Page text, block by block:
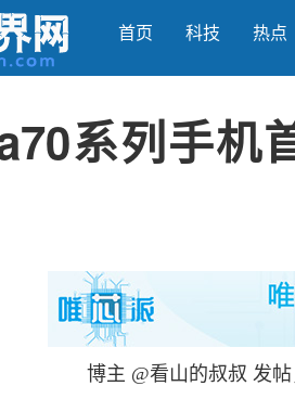
首页 科技 热点
系列手机
博主 @看山的叔叔 发帖